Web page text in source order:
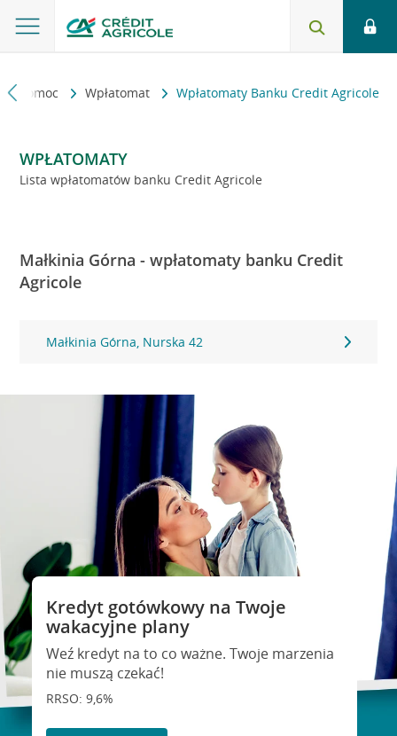
i pomoc Wpłatomat Wpłatomaty Banku Credit Agricole
WPŁATOMATY
Lista wpłatomatów banku Credit Agricole
Małkinia Górna - wpłatomaty banku Credit
Agricole
Małkinia Górna, Nurska 42
Kredyt gotówkowy na Twoje
wakacyjne plany
Weź kredyt na to co ważne. Twoje marzenia
nie muszą czekać!
RRSO: 9,6%